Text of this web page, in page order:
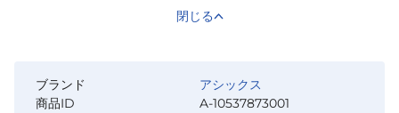
閉じる
ブランド
アシックス
商品ID
A-10537873001